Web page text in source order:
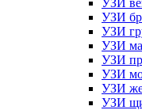
УЗИ
УЗИ
УЗИ
УЗИ
УЗИ
УЗИ
УЗИ
УЗИ